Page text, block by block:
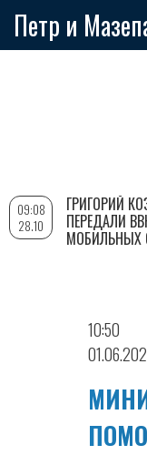
Петр и
10:50
09:08
28.10
ГРИГОРИЙ
ПЕРЕДАЛИ
МОБИЛЬНЫХ